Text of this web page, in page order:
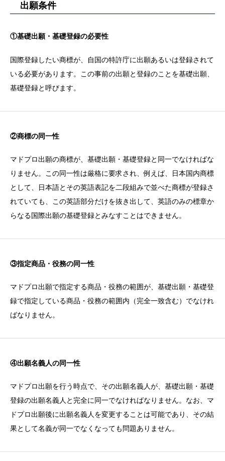
出願条件
①基礎出願・基礎登録の必要性
国際登録したい商標が、自国の特許庁に出願あるいは登録されて
いる必要があります。この事前の出願と登録のことを基礎出願、
基礎登録と呼びます。
②商標の同一性
マドプロ出願の商標が、基礎出願・基礎登録と同一でなければな
りません。この同一性は厳格に要求され、例えば、日本国内商標
として、日本語とその英語表記を二段組みで並べた商標が登録さ
れていても、この英語部分だけを抜き出して、英語のみの標章か
らなる国際出願の基礎登録とみなすことはできません。
③指定商品・役務の同一性
マドプロ出願で指定する商品・役務の範囲が、基礎出願・基礎登
録で指定している商品・役務の範囲内（完全一致含む）でなけれ
ばなりません。
④出願名義人の同一性
マドプロ出願を行う時点で、その出願名義人が、基礎出願・基礎
登録の出願名義人と完全に同一でなければなりません。なお、マ
ドプロ出願後に出願名義人を変更することは可能であり、その結
果として名義が同一でなくなっても問題ありません。